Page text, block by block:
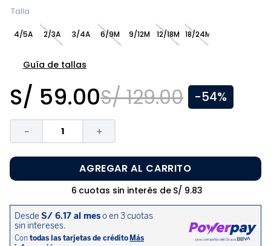
Talla
4/5A 2/3A 3/4A 6/9M 9/12M 12/18M 18/24M
Guía de tallas
S/ 59.00S/ 129.00 -54%
＋
－
AGREGAR AL CARRITO
6 cuotas sin interés de S/ 9.83
9.
10. sandalias niño